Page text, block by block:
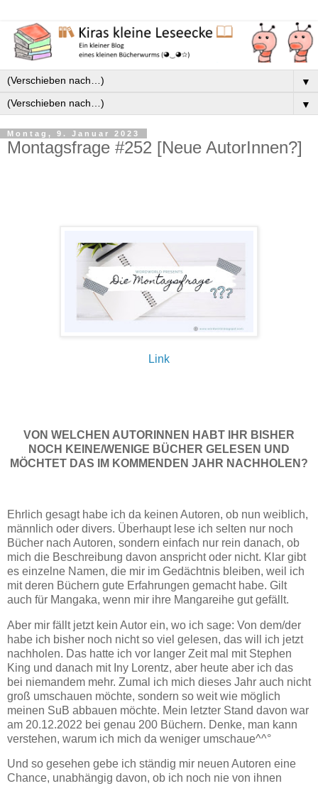
▼
▼
Montag, 9. Januar 2023
Montagsfrage #252 [Neue AutorInnen?]
Link
VON WELCHEN AUTORINNEN HABT IHR BISHER
NOCH KEINE/WENIGE BÜCHER GELESEN UND
MÖCHTET DAS IM KOMMENDEN JAHR NACHHOLEN?
Ehrlich gesagt habe ich da keinen Autoren, ob nun weiblich,
männlich oder divers. Überhaupt lese ich selten nur noch
Bücher nach Autoren, sondern einfach nur rein danach, ob
mich die Beschreibung davon anspricht oder nicht. Klar gibt
es einzelne Namen, die mir im Gedächtnis bleiben, weil ich
mit deren Büchern gute Erfahrungen gemacht habe. Gilt
auch für Mangaka, wenn mir ihre Mangareihe gut gefällt.
Aber mir fällt jetzt kein Autor ein, wo ich sage: Von dem/der
habe ich bisher noch nicht so viel gelesen, das will ich jetzt
nachholen. Das hatte ich vor langer Zeit mal mit Stephen
King und danach mit Iny Lorentz, aber heute aber ich das
bei niemandem mehr. Zumal ich mich dieses Jahr auch nicht
groß umschauen möchte, sondern so weit wie möglich
meinen SuB abbauen möchte. Mein letzter Stand davon war
am 20.12.2022 bei genau 200 Büchern. Denke, man kann
verstehen, warum ich mich da weniger umschaue^^°
Und so gesehen gebe ich ständig mir neuen Autoren eine
Chance, unabhängig davon, ob ich noch nie von ihnen